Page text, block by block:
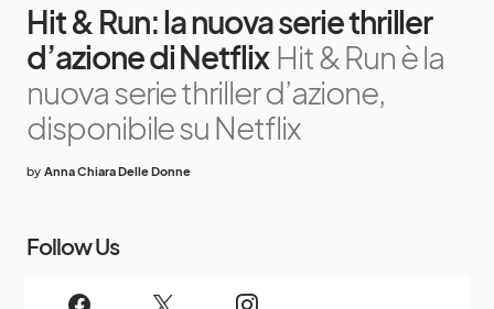
Hit & Run: la nuova serie thriller
d’azione di Netflix Hit & Run è la
nuova serie thriller d’azione,
disponibile su Netflix
by Anna Chiara Delle Donne
Follow Us